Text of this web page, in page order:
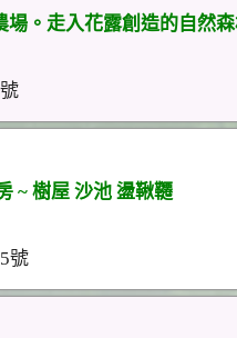
場。走入花露創造的自然
~ 樹屋 沙池 盪鞦韆
號